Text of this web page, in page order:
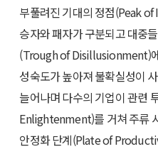
부풀려진 기대의 정점(Peak
승자와 패자가 구분되고 대중
(Trough of Disillusionment)
성숙도가 높아져 불확실성이
늘어나며 다수의 기업이 관련
Enlightenment)를 거쳐 주류
안정화 단계(Plate of